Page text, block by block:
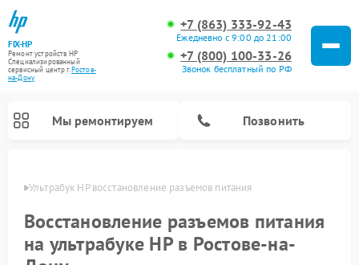
FIX-HP
Ремонт устройств HP
Специализированный
cервисный центр г.Ростов-
на-Дону
+7 (863) 333-92-43
Ежедневно с 9:00 до 21:00
+7 (800) 100-33-26
Звонок бесплатный по РФ
Мы ремонтируем Позвонить
Ультрабук HP восстановление разъемов питания
Восстановление разъемов питания
на ультрабуке HP в Ростове-на-